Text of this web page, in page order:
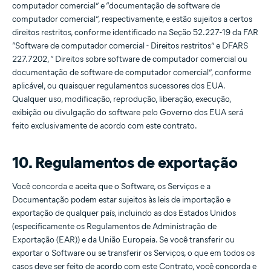
computador comercial” e “documentação de software de
computador comercial”, respectivamente, e estão sujeitos a certos
direitos restritos, conforme identificado na Seção 52.227-19 da FAR
“Software de computador comercial - Direitos restritos” e DFARS
227.7202, “ Direitos sobre software de computador comercial ou
documentação de software de computador comercial”, conforme
aplicável, ou quaisquer regulamentos sucessores dos EUA.
Qualquer uso, modificação, reprodução, liberação, execução,
exibição ou divulgação do software pelo Governo dos EUA será
feito exclusivamente de acordo com este contrato.
10. Regulamentos de exportação
Você concorda e aceita que o Software, os Serviços e a
Documentação podem estar sujeitos às leis de importação e
exportação de qualquer país, incluindo as dos Estados Unidos
(especificamente os Regulamentos de Administração de
Exportação (EAR)) e da União Europeia. Se você transferir ou
exportar o Software ou se transferir os Serviços, o que em todos os
casos deve ser feito de acordo com este Contrato, você concorda e